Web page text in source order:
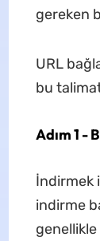
gereken
URL
bu
Adım 1 -
İndirmek
indirme
genellikle